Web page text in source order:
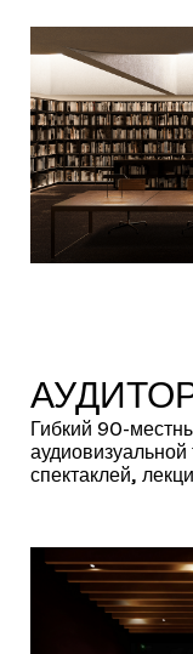
Гибкий 90-
аудиовизуальной
спектаклей,